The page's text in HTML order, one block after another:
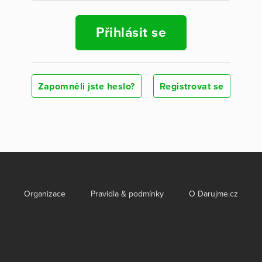
Přihlásit se
Zapomněli jste heslo? Registrovat se
Organizace Pravidla & podmínky O Darujme.cz